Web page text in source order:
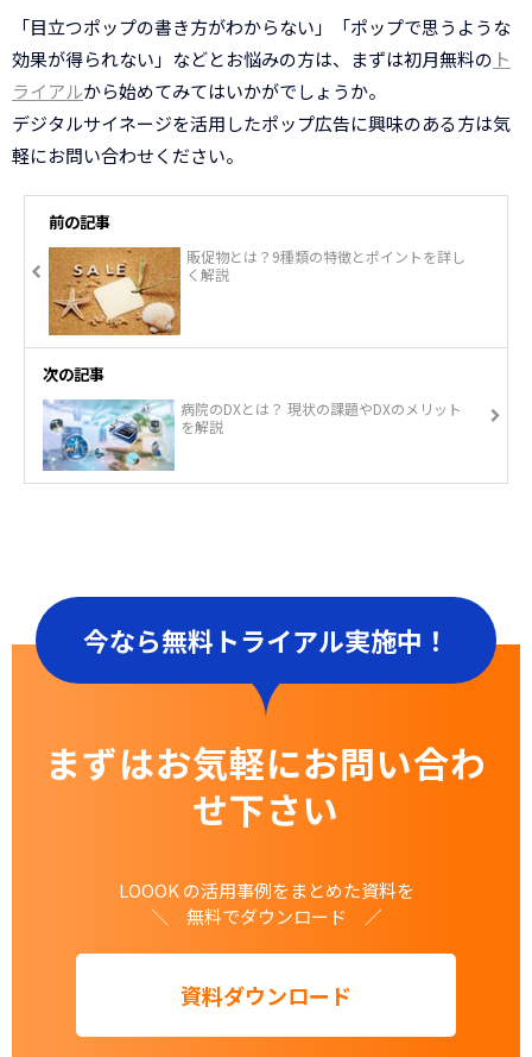
「目立つポップの書き方がわからない」「ポップで思うような
効果が得られない」などとお悩みの方は、まずは初月無料の ト
ライアルから始めてみてはいかがでしょうか。
デジタルサイネージを活用したポップ広告に興味のある方は気
軽にお問い合わせください。
前の記事
販促物とは？9種類の特徴とポイントを詳し
く解説
次の記事
病院のDXとは？ 現状の課題やDXのメリット
を解説
今なら無料トライアル実施中！
まずはお気軽にお問い合わ
せ下さい
LOOOK の活用事例をまとめた資料を
＼ 無料でダウンロード ／
資料ダウンロード